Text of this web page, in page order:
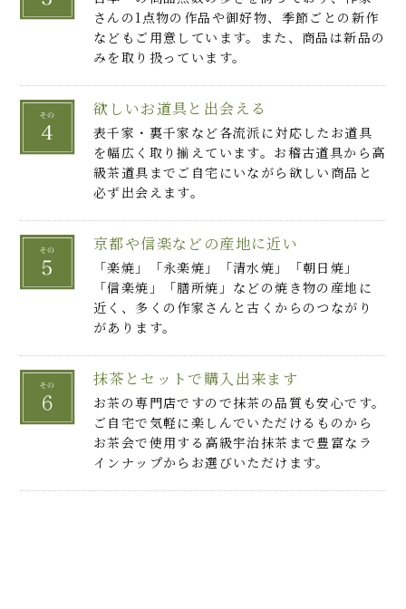
さんの1点物の作品や御好物、季節ごとの新作
などもご用意しています。また、商品は新品の
みを取り扱っています。
欲しいお道具と出会える
表千家・裏千家など各流派に対応したお道具
を幅広く取り揃えています。お稽古道具から高
級茶道具までご自宅にいながら欲しい商品と
必ず出会えます。
京都や信楽などの産地に近い
「楽焼」「永楽焼」「清水焼」「朝日焼」
「信楽焼」「膳所焼」などの焼き物の産地に
近く、多くの作家さんと古くからのつながり
があります。
抹茶とセットで購入出来ます
お茶の専門店ですので抹茶の品質も安心です。
ご自宅で気軽に楽しんでいただけるものから
お茶会で使用する高級宇治抹茶まで豊富なラ
インナップからお選びいただけます。